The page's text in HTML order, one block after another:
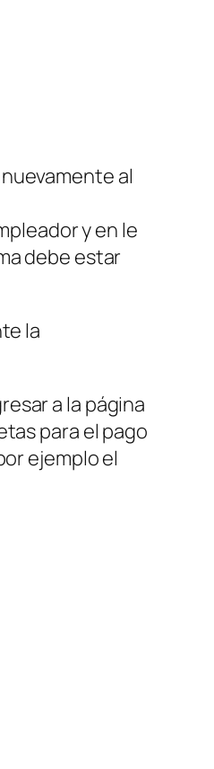
al
y en le
debe estar
la
a la página
para el pago
ejemplo el